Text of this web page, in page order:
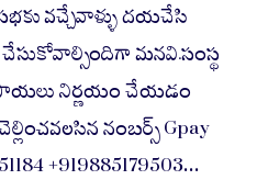
వచ్చేవాళ్ళు దయచేసి
మనవి.సంస్థ
నిర్ణయం చేయడం
నంబర్స్ Gpay
+919885179503…